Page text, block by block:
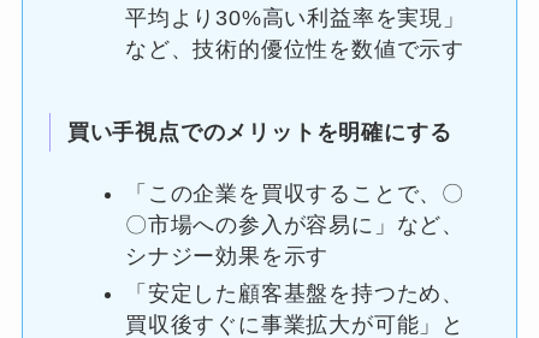
平均より30%高い利益率を実現」
など、技術的優位性を数値で示す
買い手視点でのメリットを明確にする
「この企業を買収することで、〇
〇市場への参入が容易に」など、
シナジー効果を示す
「安定した顧客基盤を持つため、
買収後すぐに事業拡大が可能」と